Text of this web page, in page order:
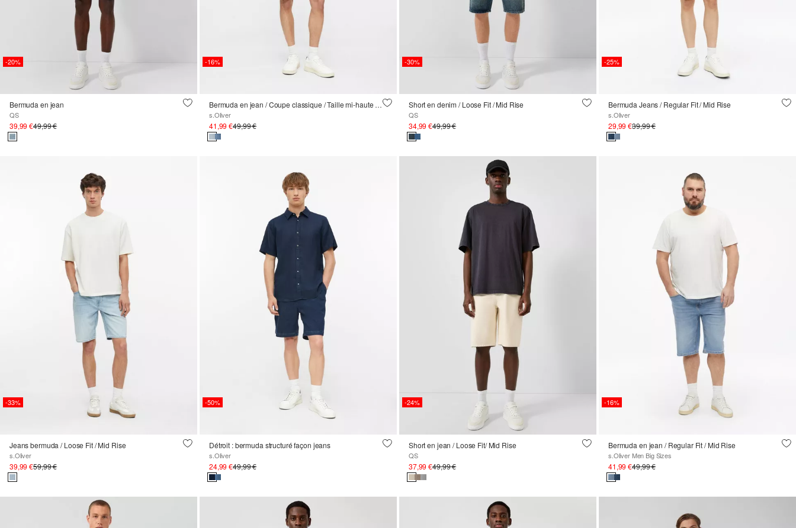
-20%
Bermuda en jean
QS
39,99 €49,99 €
-16%
Bermuda en jean / Coupe classique / Taille mi-haute / Avec revers
s.Oliver
41,99 €49,99 €
-30%
Short en denim / Loose Fit / Mid Rise
QS
34,99 €49,99 €
-25%
Bermuda Jeans / Regular Fit / Mid Rise
s.Oliver
29,99 €39,99 €
-33%
Jeans bermuda / Loose Fit / Mid Rise
s.Oliver
39,99 €59,99 €
-50%
Détroit : bermuda structuré façon jeans
s.Oliver
24,99 €49,99 €
-24%
Short en jean / Loose Fit/ Mid Rise
QS
37,99 €49,99 €
-16%
Bermuda en jean / Regular Fit / Mid Rise
s.Oliver Men Big Sizes
41,99 €49,99 €